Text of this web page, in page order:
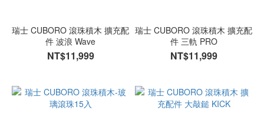
瑞士 CUBORO 滾珠積木 擴充配
件 波浪 Wave
NT$11,999
瑞士 CUBORO 滾珠積木 擴充配
件 三軌 PRO
NT$11,999